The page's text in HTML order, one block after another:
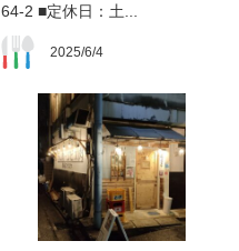
64-2 ■定休日：土...
2025/6/4